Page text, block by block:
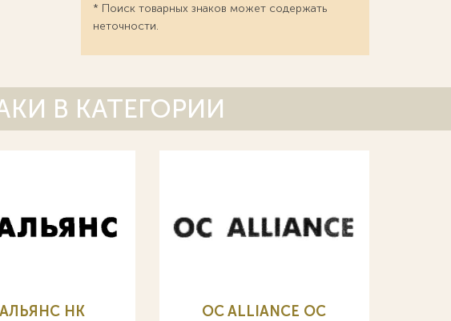
* Поиск товарных знаков может содержать
неточности.
В КАТЕГОРИИ
HK OC ALLIANCE ОС